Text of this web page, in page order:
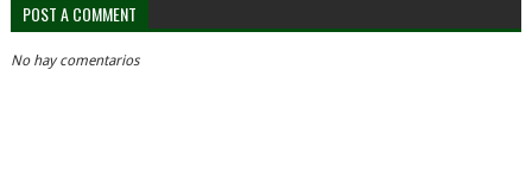
POST A COMMENT
No hay comentarios